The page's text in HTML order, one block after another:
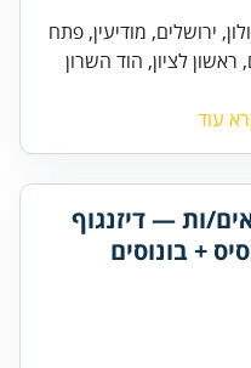
ירושלים, מודיעין, פתח
לציון, הוד השרון
עוד
ות — דיזנגוף